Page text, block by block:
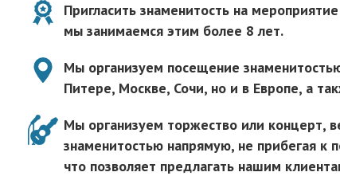
Пригласить знаменитость на
мы занимаемся этим более 8 лет.
Мы организуем посещение
Питере, Москве, Сочи, но и в Европе, а
Мы организуем торжество или концерт,
знаменитостью напрямую, не прибегая к
что позволяет предлагать нашим